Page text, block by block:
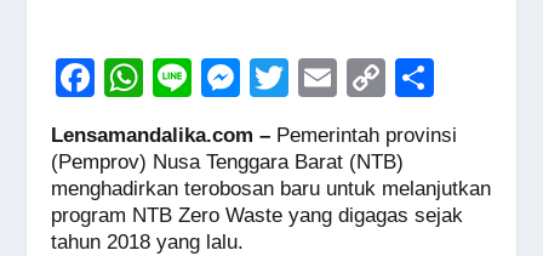
F
c
e
b
W
h
at
s
A
Li
e
M
ss
e
n
T
tt
er
E
m
ail
C
p
y
Li
h
ar
e
Lensamandalika.com – Pemerintah provinsi
(Pemprov) Nusa Tenggara Barat (NTB)
menghadirkan terobosan baru untuk melanjutkan
program NTB Zero Waste yang digagas sejak
tahun 2018 yang lalu.